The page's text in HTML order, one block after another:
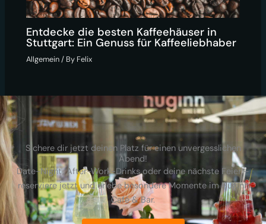
Entdecke die besten Kaffeehäuser in
Stuttgart: Ein Genuss für Kaffeeliebhaber
Allgemein/ By Felix
Sichere dir jetzt deinen Platz für einen unvergesslichen
Abend!
Date-Night, After-Work-Drinks oder deine nächste Feier –
reserviere jetzt und erlebe besondere Momente im Huginn
Café & Bar.